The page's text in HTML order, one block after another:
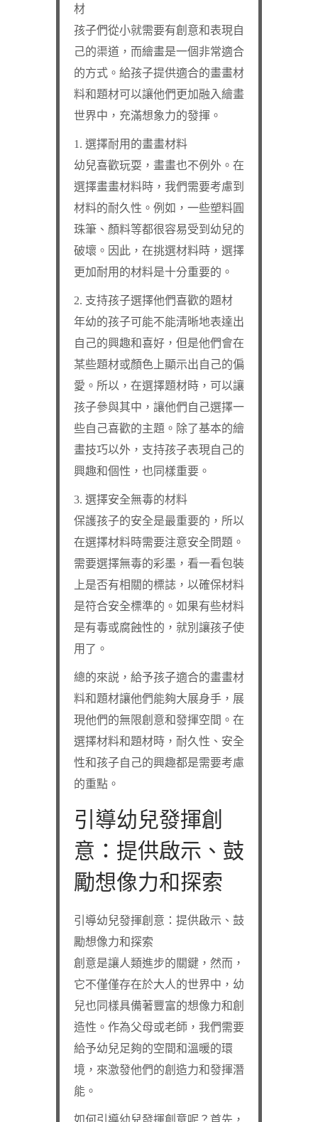
材
孩子們從小就需要有創意和表現自
己的渠道，而繪畫是一個非常適合
的方式。給孩子提供適合的畫畫材
料和題材可以讓他們更加融入繪畫
世界中，充滿想象力的發揮。
1. 選擇耐用的畫畫材料
幼兒喜歡玩耍，畫畫也不例外。在
選擇畫畫材料時，我們需要考慮到
材料的耐久性。例如，一些塑料圓
珠筆、顏料等都很容易受到幼兒的
破壞。因此，在挑選材料時，選擇
更加耐用的材料是十分重要的。
2. 支持孩子選擇他們喜歡的題材
年幼的孩子可能不能清晰地表達出
自己的興趣和喜好，但是他們會在
某些題材或顏色上顯示出自己的偏
愛。所以，在選擇題材時，可以讓
孩子參與其中，讓他們自己選擇一
些自己喜歡的主題。除了基本的繪
畫技巧以外，支持孩子表現自己的
興趣和個性，也同樣重要。
3. 選擇安全無毒的材料
保護孩子的安全是最重要的，所以
在選擇材料時需要注意安全問題。
需要選擇無毒的彩墨，看一看包裝
上是否有相關的標誌，以確保材料
是符合安全標準的。如果有些材料
是有毒或腐蝕性的，就別讓孩子使
用了。
總的來説，給予孩子適合的畫畫材
料和題材讓他們能夠大展身手，展
現他們的無限創意和發揮空間。在
選擇材料和題材時，耐久性、安全
性和孩子自己的興趣都是需要考慮
的重點。
引導幼兒發揮創
意：提供啟示、鼓
勵想像力和探索
引導幼兒發揮創意：提供啟示、鼓
勵想像力和探索
創意是讓人類進步的關鍵，然而，
它不僅僅存在於大人的世界中，幼
兒也同樣具備著豐富的想像力和創
造性。作為父母或老師，我們需要
給予幼兒足夠的空間和溫暖的環
境，來激發他們的創造力和發揮潛
能。
如何引導幼兒發揮創意呢？首先，